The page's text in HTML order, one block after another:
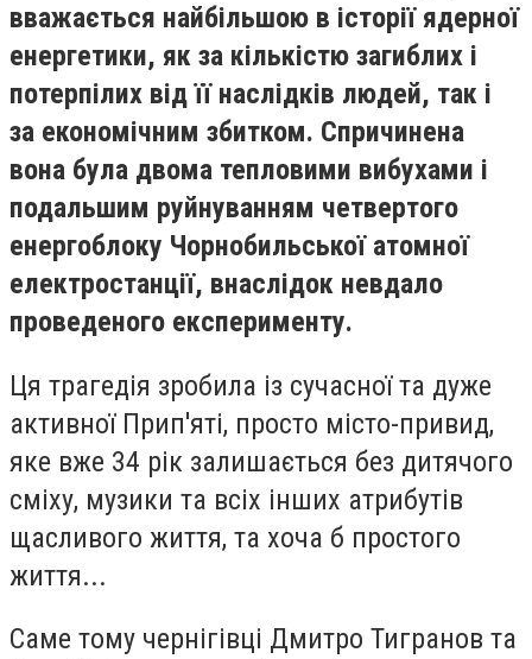
вважається найбільшою в історії ядерної
енергетики, як за кількістю загиблих і
потерпілих від її наслідків людей, так і
за економічним збитком. Спричинена
вона була двома тепловими вибухами і
подальшим руйнуванням четвертого
енергоблоку Чорнобильської атомної
електростанції, внаслідок невдало
проведеного експерименту.
Ця трагедія зробила із сучасної та дуже
активної Прип'яті, просто місто-привид,
яке вже 34 рік залишається без дитячого
сміху, музики та всіх інших атрибутів
щасливого життя, та хоча б простого
життя...
Саме тому чернігівці Дмитро Тигранов та